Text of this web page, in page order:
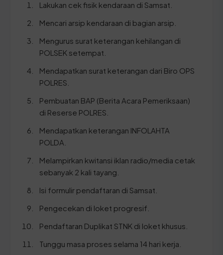
Lakukan cek fisik kendaraan di Samsat.
Mencari arsip kendaraan di bagian arsip.
Mengurus surat keterangan kehilangan di
POLSEK setempat.
Mendapatkan surat keterangan dari Biro OPS
POLRES.
Pembuatan BAP (Berita Acara Pemeriksaan)
di Reserse POLRES.
Mendapatkan keterangan INFOLAHTA
POLDA.
Melampirkan kwitansi iklan radio/media cetak
sebanyak 2 kali tayang.
Isi formulir pendaftaran di Samsat.
Pengecekan di loket progresif.
Pendaftaran Duplikat STNK di loket khusus.
Tunggu masa proses selama 14 hari kerja.